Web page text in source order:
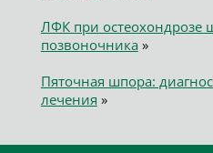
ЛФК при остеохондрозе
позвоночника»
Пяточная шпора:
лечения »